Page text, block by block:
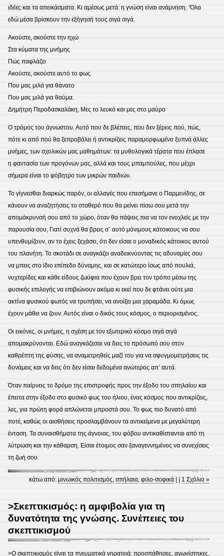
ιδέες και τα απεικάσματα. Κι αμέσως μετά: η γνώση είναι ανάμνηση. ‘Όλα
εδώ μέσα βρίσκουν την εξήγησή τους σιγά σιγά.
Ακούστε, ακούστε την ηχώ
Στα κύματα της μνήμης
Πώς παφλάζει
Ακούστε, ακούστε αυτό το φως
Που μας μιλά για θάνατο
Που μας μιλά για θαύμα.
Δημήτρη Περοδασκαλάκη, Μες το λευκό και μες στο μαύρο
Ο τρόμος του άγνωστου. Αυτό που δε βλέπεις, που δεν ξέρεις πού, πώς,
πότε κι από πού θα ξεπροβάλει ή αντικρίζεις παραμορφωμένο ξυπνά άλλες
μνήμες, των σχολικών μας μαθημάτων: τα μυθολογικά τέρατα που έπλασε
η φαντασία των προγόνων μας, αλλά και τους μπαμπούλες, που μέχρι
σήμερα είναι το φόβητρο των μικρών παιδιών.
Το γίγνεσθαι διαρκώς παρόν, οι αλλαγές που επεσήμανε ο Παρμενίδης, σε
κάνουν να αναζητήσεις το σταθερό που θα μείνει πίσω σου μετά την
απομάκρυνσή σου από το χώρο, όταν θα πάψεις πια να τον ενοχλείς με την
παρουσία σου, Γιατί συχνά θα βρεις σ΄ αυτό μόνιμους κάτοικους να σου
υπενθυμίζουν, αν το έχεις ξεχάσει, ότι δεν είσαι ο μοναδικός κάτοικος αυτού
του πλανήτη. Το σκοτάδι σε αναγκάζει αναδεικνύοντας τις αδυναμίες σου
να μπεις στο ίδιο επίπεδο δύναμης, και σε κατώτερο ίσως από πουλιά,
νυχτερίδες και κάθε είδους ζωύφια που έχουν βρει τον τρόπο μέσω της
φυσικής επιλογής να επιβιώνουν ακόμα κι εκεί που δε φτάνει ούτε μια
ακτίνα φυσικού φωτός να τρυπήσει, να ανοίξει μια χαραμάδα. Κι όμως
έχουν μάθει να ζουν. Αυτός είναι ο δικός τους κόσμος, ο περιορισμένος.
Οι εικόνες, οι μνήμες, η σχέση με τον εξωτερικό κόσμο σιγά σιγά
απομακρύνονται. Εδώ αναγκάζεσαι να δεις το πρόσωπό σου στον
καθρέπτη της φύσης, να αναμετρηθείς μαζί του για να σφυγμομετρήσεις τις
δυνάμεις και να δεις ότι δεν είσαι δεδομένα ανώτερος απ’ αυτά.
Όταν παίρνεις το δρόμο της επιστροφής προς την έξοδο του σπηλαίου και
έπειτα στην έξοδο στο φυσικό φως του ήλιου, ένας κόσμος που αντικρίζεις,
λες, για πρώτη φορά απλώνεται μπροστά σου. Το φως πιο δυνατό από
ποτέ, καθώς οι αισθήσεις προσλαμβάνουν τα αντικείμενα με μεγαλύτερη
ένταση. Τα συναισθήματα της άγνοιας, του φόβου αντικαθίστανται από τη
λύτρωση και την κάθαρση. Είσαι έτοιμος σαν ξαναγεννημένος να συνεχίσεις
τη ζωή σου.
κάτω από:μινωικός πολιτισμός,σπήλαια,φιλο-σοφικά 1 Σχόλιο »
>Σκεπτικισμός: η αμφιβολία για τη
δυνατότητα της γνώσης. Συνέπειες του
σκεπτικισμού
>Ο σκεπτικισμός είναι τα πνευματικά γηρατειά: προσπάθησες, αγωνίστηκες,